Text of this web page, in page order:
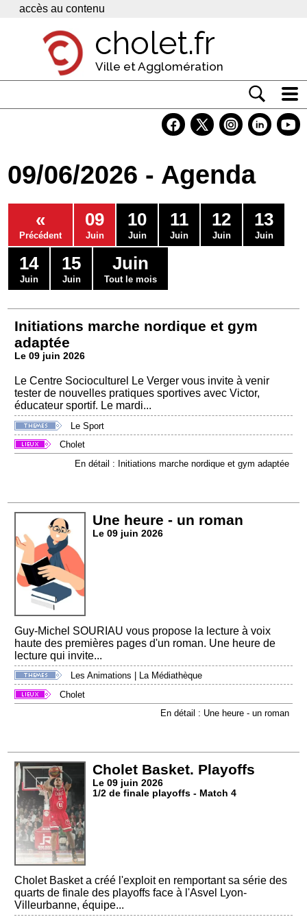
Panneau de gestion des cookies
accès au contenu
cholet.fr
Ville et Agglomération
Economie
Services
Contacts
09/06/2026 - Agenda
«
Précédent
09
Juin
10
Juin
11
Juin
12
Juin
13
Juin
14
Juin
15
Juin
Juin
Tout le mois
Initiations marche nordique et gym
adaptée
Le 09 juin 2026
Le Centre Socioculturel Le Verger vous invite à venir
tester de nouvelles pratiques sportives avec Victor,
éducateur sportif. Le mardi...
Le Sport
Cholet
En détail : Initiations marche nordique et gym adaptée
Une heure - un roman
Le 09 juin 2026
Guy-Michel SOURIAU vous propose la lecture à voix
haute des premières pages d'un roman. Une heure de
lecture qui invite...
Les Animations
La Médiathèque
Cholet
En détail : Une heure - un roman
Cholet Basket. Playoffs
Le 09 juin 2026
1/2 de finale playoffs - Match 4
Cholet Basket a créé l'exploit en remportant sa série des
quarts de finale des playoffs face à l'Asvel Lyon-
Villeurbanne, équipe...